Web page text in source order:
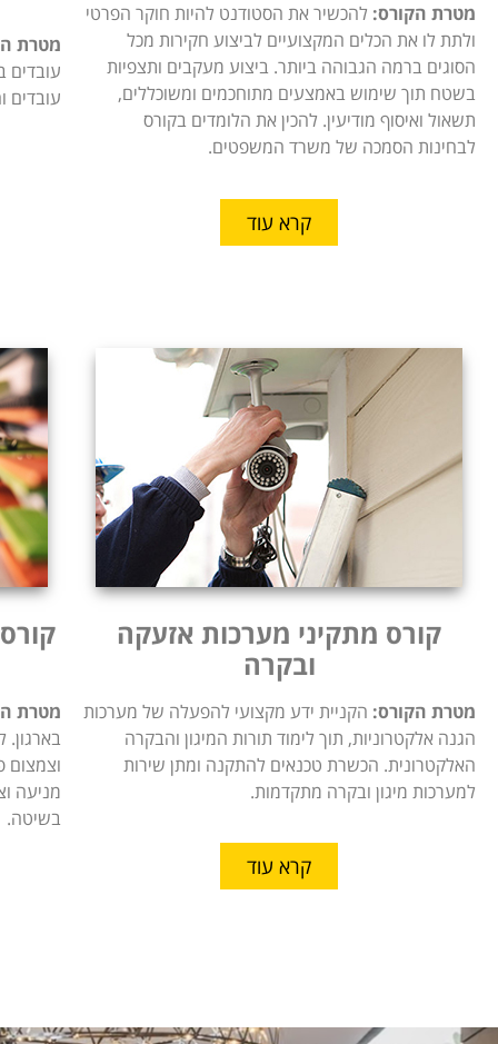
מטרת הקורס: להכשיר את הסטודנט להיות חוקר הפרטי
ולתת לו את הכלים המקצועיים לביצוע חקירות מכל
הסוגים ברמה הגבוהה ביותר. ביצוע מעקבים ותצפיות
בשטח תוך שימוש באמצעים מתוחכמים ומשוכללים,
תשאול ואיסוף מודיעין. להכין את הלומדים בקורס
לבחינות הסמכה של משרד המשפטים.
קרא עוד
מטרת
עובדים
עובדים
קורס מתקיני מערכות אזעקה
ובקרה
מטרת הקורס: הקניית ידע מקצועי להפעלה של מערכות
הגנה אלקטרוניות, תוך לימוד תורות המיגון והבקרה
האלקטרונית. הכשרת טכנאים להתקנה ומתן שירות
למערכות מיגון ובקרה מתקדמות.
קרא עוד
מטרת
וצמצום
מניעה
בשיטה.